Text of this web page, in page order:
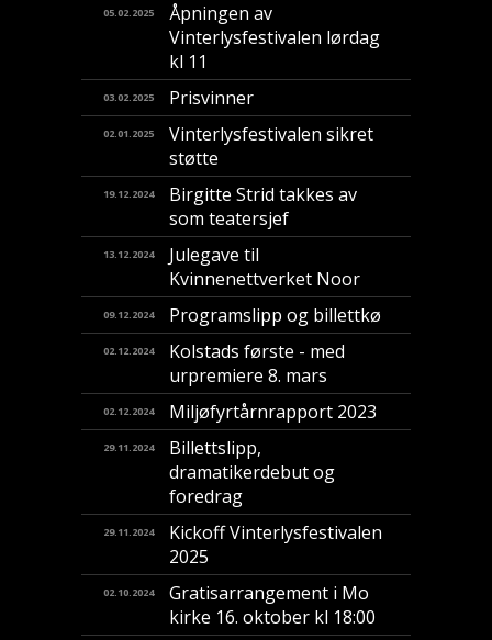
05.02.2025
Åpningen av
Vinterlysfestivalen lørdag
kl 11
03.02.2025 Prisvinner
02.01.2025
Vinterlysfestivalen sikret
støtte
19.12.2024
Birgitte Strid takkes av
som teatersjef
13.12.2024
Julegave til
Kvinnenettverket Noor
09.12.2024 Programslipp og billettkø
02.12.2024
Kolstads første - med
urpremiere 8. mars
02.12.2024 Miljøfyrtårnrapport 2023
29.11.2024
Billettslipp,
dramatikerdebut og
foredrag
29.11.2024
Kickoff Vinterlysfestivalen
2025
02.10.2024
Gratisarrangement i Mo
kirke 16. oktober kl 18:00